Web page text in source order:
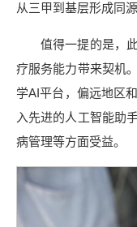
从三甲到基层形成同
值得一提的是，
疗服务能力带来契机
学AI平台，偏远地区
入先进的人工智能助
病管理等方面受益。